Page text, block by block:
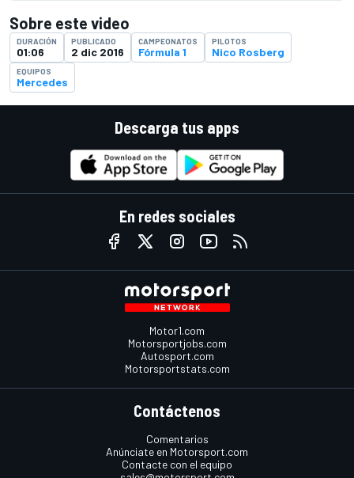
Sobre este video
DURACIÓN
01:06
PUBLICADO
2 dic 2016
CAMPEONATOS
Fórmula 1
PILOTOS
Nico Rosberg
EQUIPOS
Mercedes
Descarga tus apps
En redes sociales
Motor1.com
Motorsportjobs.com
Autosport.com
Motorsportstats.com
Contáctenos
Comentarios
Anúnciate en Motorsport.com
Contacte con el equipo